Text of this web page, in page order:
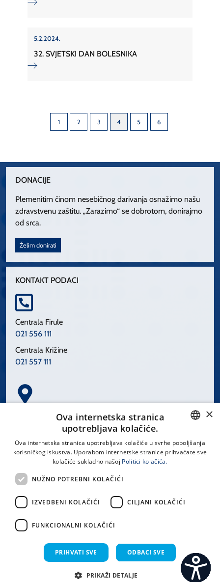
5.2.2024.
32. SVJETSKI DAN BOLESNIKA
1 2 3 4 5 6
DONACIJE
Plemenitim činom nesebičnog darivanja osnažimo našu
zdravstvenu zaštitu. „Zarazimo“ se dobrotom, donirajmo
od srca.
Želim donirati
KONTAKT PODACI
Centrala Firule
021 556 111
Centrala Križine
021 557 111
Spinčićeva 1, 21000 Split
LINKOVI
Uvjeti korištenja
CROATIAN
×
Ova internetska stranica
upotrebljava kolačiće.
Ova internetska stranica upotrebljava kolačiće u svrhe poboljšanja
korisničkog iskustva. Uporabom internetske stranice prihvaćate sve
kolačiće sukladno našoj Politici kolačića.
NUŽNO POTREBNI KOLAČIĆI
IZVEDBENI KOLAČIĆI CILJANI KOLAČIĆI
FUNKCIONALNI KOLAČIĆI
PRIHVATI SVE ODBACI SVE
PRIKAŽI DETALJE